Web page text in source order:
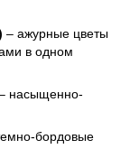
– ажурные цветы
в одном
насыщенно-
бордовые